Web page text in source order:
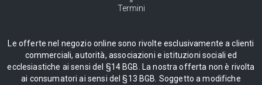
Termini
Le offerte nel negozio online sono rivolte esclusivamente a clienti
commerciali, autorità, associazioni e istituzioni sociali ed
ecclesiastiche ai sensi del §14 BGB. La nostra offerta non è rivolta
ai consumatori ai sensi del §13 BGB. Soggetto a modifiche